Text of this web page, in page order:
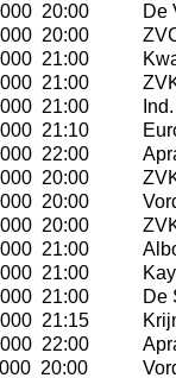
20:00
De
20:00
21:00
21:00
21:00
21:10
22:00
20:00
20:00
20:00
21:00
21:00
21:00
De
21:15
22:00
20:00